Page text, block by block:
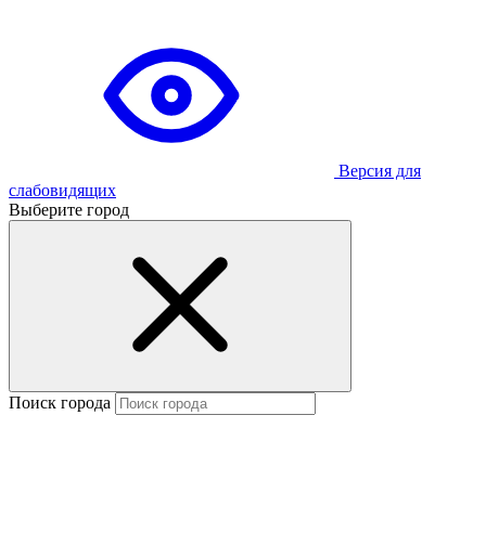
Версия для
слабовидящих
Выберите город
Поиск города